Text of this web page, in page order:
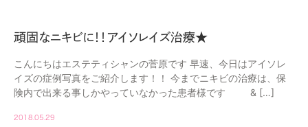
頑固なニキビに！！アイソレイズ治療★
こんにちはエステティシャンの菅原です 早速、今日はアイソレ
イズの症例写真をご紹介します！！ 今までニキビの治療は、保
険内で出来る事しかやっていなかった患者様です & […]
2018.05.29